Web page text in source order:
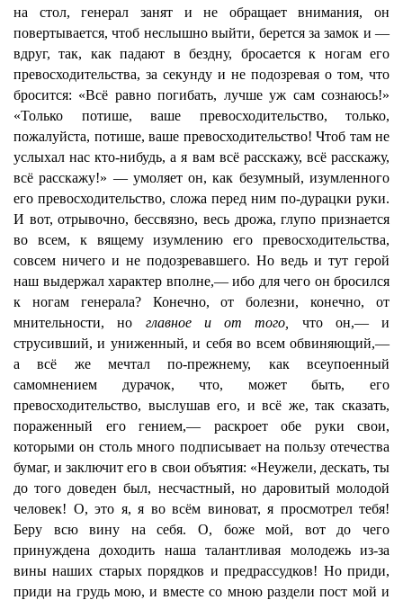
на стол, генерал занят и не обращает внимания, он
повертывается, чтоб неслышно выйти, берется за замок и —
вдруг, так, как падают в бездну, бросается к ногам его
превосходительства, за секунду и не подозревая о том, что
бросится: «Всё равно погибать, лучше уж сам сознаюсь!»
«Только потише, ваше превосходительство, только,
пожалуйста, потише, ваше превосходительство! Чтоб там не
услыхал нас кто-нибудь, а я вам всё расскажу, всё расскажу,
всё расскажу!» — умоляет он, как безумный, изумленного
его превосходительство, сложа перед ним по-дурацки руки.
И вот, отрывочно, бессвязно, весь дрожа, глупо признается
во всем, к вящему изумлению его превосходительства,
совсем ничего и не подозревавшего. Но ведь и тут герой
наш выдержал характер вполне,— ибо для чего он бросился
к ногам генерала? Конечно, от болезни, конечно, от
мнительности, но главное и от того, что он,— и
струсивший, и униженный, и себя во всем обвиняющий,—
а всё же мечтал по-прежнему, как всеупоенный
самомнением дурачок, что, может быть, его
превосходительство, выслушав его, и всё же, так сказать,
пораженный его гением,— раскроет обе руки свои,
которыми он столь много подписывает на пользу отечества
бумаг, и заключит его в свои объятия: «Неужели, дескать, ты
до того доведен был, несчастный, но даровитый молодой
человек! О, это я, я во всём виноват, я просмотрел тебя!
Беру всю вину на себя. О, боже мой, вот до чего
принуждена доходить наша талантливая молодежь из-за
вины наших старых порядков и предрассудков! Но приди,
приди на грудь мою, и вместе со мною раздели пост мой и